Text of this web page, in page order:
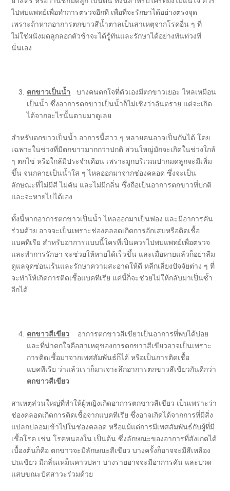
ไปพบแพทย์เพื่อทำการตรวจอีกที เพื่อที่จะรักษาได้อย่างตรงจุด
เพราะถ้าหากอาการตกขาวสีน้ำตาลเป็นสาเหตุจากโรคอื่น ๆ ที่
ไม่ใช่ผนังมดลูกลอกตัวช้าจะได้รู้ทันและรักษาได้อย่างทันท่วงที
นั่นเอง
ตกขาวเป็นน้ำ
บางคนตกใจที่ตัวเองมีตกขาวเยอะ ไหลเหมือน
เป็นน้ำ ซึ่งอาการตกขาวเป็นน้ำก็ไม่เชิงว่าอันตราย แต่จะเกิด
ได้จากอะไรนั้นตามมาดูเลย
สำหรับตกขาวเป็นน้ำ อาการนี้สาว ๆ หลายคนอาจเป็นกันได้ โดย
เฉพาะในช่วงที่มีตกขาวมากกว่าปกติ ส่วนใหญ่มักจะเกิดในช่วงใกล้
ๆ ตกไข่ หรือใกล้มีประจำเดือน เพราะมูกบริเวณปากมดลูกจะมีเพิ่ม
ขึ้น จนกลายเป็นน้ำใส ๆ ไหลออกมาจากช่องคลอด ซึ่งจะเป็น
ลักษณะที่ไม่มีสี ไม่คัน และไม่มีกลิ่น ซึ่งถือเป็นอาการตกขาวที่ปกติ
และจะหายไปได้เอง
ทั้งนี้หากอาการตกขาวเป็นน้ำ ไหลออกมาเป็นฟอง และมีอาการคัน
ร่วมด้วย อาจจะเป็นเพราะช่องคลอดเกิดการอักเสบหรือติดเชื้อ
แบคทีเรีย สำหรับอาการแบบนี้ใครที่เป็นควรไปพบแพทย์เพื่อตรวจ
และทำการรักษา จะช่วยให้หายได้เร็วขึ้น และเมื่อหายแล้วก็อย่าลืม
ดูแลจุดซ่อนเร้นและรักษาความสะอาดให้ดี หลีกเลี่ยงปัจจัยต่าง ๆ ที่
จะทำให้เกิดการติดเชื้อแบคทีเรีย แค่นี้ก็จะช่วยไม่ให้กลับมาเป็นซ้ำ
อีกได้
ตกขาวสีเขียว
อาการตกขาวสีเขียวเป็นอาการที่พบได้บ่อย
และที่น่าตกใจคือสาเหตุของการตกขาวสีเขียวอาจเป็นเพราะ
การติดเชื้อมาจากเพศสัมพันธ์ก็ได้ หรือเป็นการติดเชื้อ
แบคทีเรีย ว่าแล้วเราก็มาเจาะลึกอาการตกขาวสีเขียวกันดีกว่า
ตกขาวสีเขียว
สาเหตุส่วนใหญ่ที่ทำให้ผู้หญิงเกิดอาการตกขาวสีเขียว เป็นเพราะว่า
ช่องคลอดเกิดการติดเชื้อจากแบคทีเรีย ซึ่งอาจเกิดได้จากการที่มีสิ่ง
แปลกปลอมเข้าไปในช่องคลอด หรือแม้แต่การมีเพศสัมพันธ์กับผู้ที่มี
เชื้อโรค เช่น โรคหนองใน เป็นต้น ซึ่งลักษณะของอาการที่สังเกตได้
เบื้องต้นก็คือ ตกขาวจะมีลักษณะสีเขียว บางครั้งก็อาจจะมีสีเหลือง
ปนเขียว มีกลิ่นเหม็นคาวปลา บางรายอาจจะมีอาการคัน และปวด
แสบขณะปัสสาวะร่วมด้วย